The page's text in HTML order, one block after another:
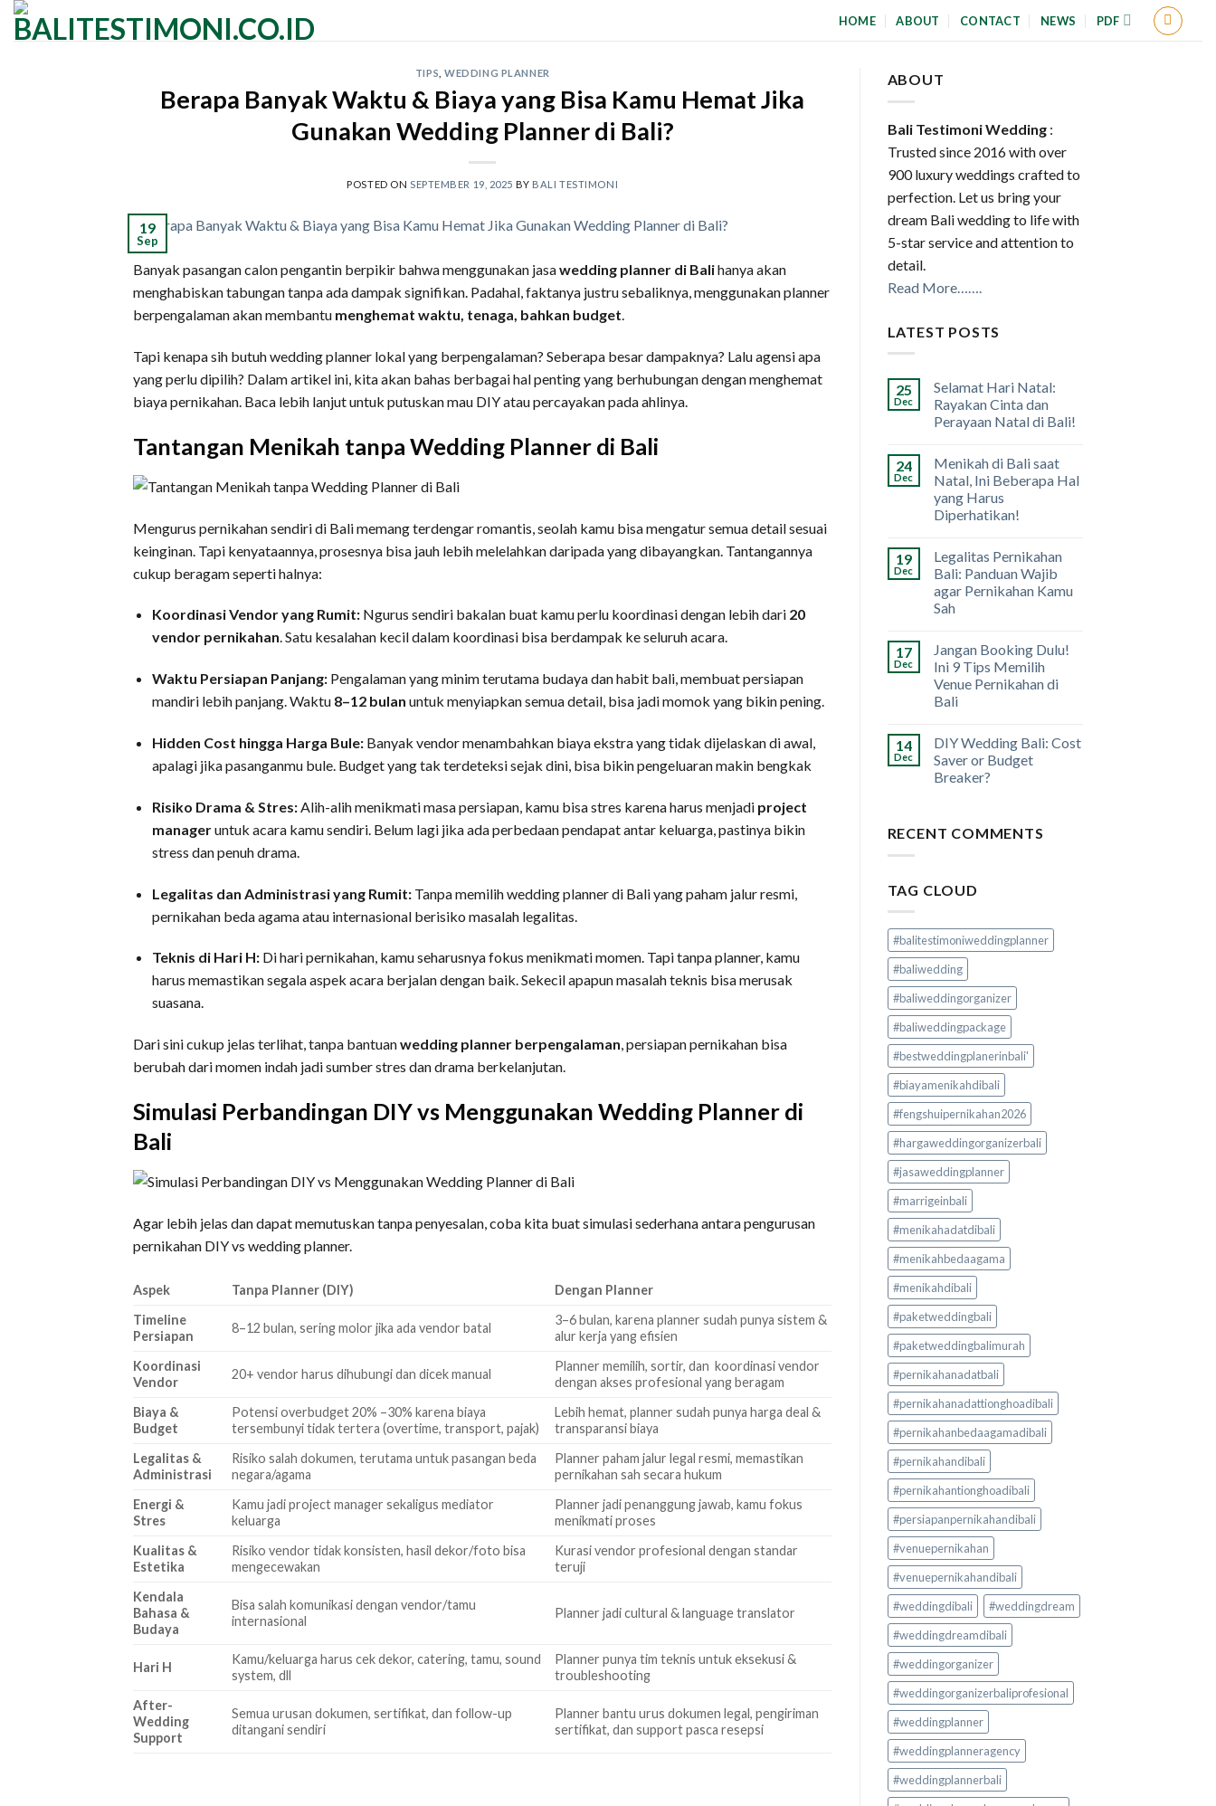
Skip
HOME ABOUT CONTACT NEWS PDF
TIPS ,WEDDING PLANNER
Berapa Banyak Waktu & Biaya yang Bisa Kamu Hemat Jika
Gunakan Wedding Planner di Bali?
POSTED ON SEPTEMBER 19, 2025 BY BALI TESTIMONI
19
Sep
Banyak pasangan calon pengantin berpikir bahwa menggunakan jasawedding planner di Balihanya akan
menghabiskan tabungan tanpa ada dampak signifikan. Padahal, faktanya justru sebaliknya, menggunakan planner
berpengalaman akan membantu menghemat waktu, tenaga, bahkan budget.
Tapi kenapa sih butuh wedding planner lokal yang berpengalaman? Seberapa besar dampaknya? Lalu agensi apa
yang perlu dipilih? Dalam artikel ini, kita akan bahas berbagai hal penting yang berhubungan dengan menghemat
biaya pernikahan. Baca lebih lanjut untuk putuskan mau DIY atau percayakan pada ahlinya.
Tantangan Menikah tanpa Wedding Planner di Bali
Mengurus pernikahan sendiri di Bali memang terdengar romantis, seolah kamu bisa mengatur semua detail sesuai
keinginan. Tapi kenyataannya, prosesnya bisa jauh lebih melelahkan daripada yang dibayangkan. Tantangannya
cukup beragam seperti halnya:
Koordinasi Vendor yang Rumit: Ngurus sendiri bakalan buat kamu perlu koordinasi dengan lebih dari 20
vendor pernikahan. Satu kesalahan kecil dalam koordinasi bisa berdampak ke seluruh acara.
Waktu Persiapan Panjang: Pengalaman yang minim terutama budaya dan habit bali, membuat persiapan
mandiri lebih panjang. Waktu 8–12 bulan untuk menyiapkan semua detail, bisa jadi momok yang bikin pening.
Hidden Cost hingga Harga Bule: Banyak vendor menambahkan biaya ekstra yang tidak dijelaskan di awal,
apalagi jika pasanganmu bule. Budget yang tak terdeteksi sejak dini, bisa bikin pengeluaran makin bengkak
Risiko Drama & Stres:Alih-alih menikmati masa persiapan, kamu bisa stres karena harus menjadi project
manageruntuk acara kamu sendiri. Belum lagi jika ada perbedaan pendapat antar keluarga, pastinya bikin
stress dan penuh drama.
Legalitas dan Administrasi yang Rumit: Tanpa memilih wedding planner di Bali yang paham jalur resmi,
pernikahan beda agama atau internasional berisiko masalah legalitas.
Teknis di Hari H: Di hari pernikahan, kamu seharusnya fokus menikmati momen. Tapi tanpa planner, kamu
harus memastikan segala aspek acara berjalan dengan baik. Sekecil apapun masalah teknis bisa merusak
suasana.
Dari sini cukup jelas terlihat, tanpa bantuanwedding planner berpengalaman, persiapan pernikahan bisa
berubah dari momen indah jadi sumber stres dan drama berkelanjutan.
Simulasi Perbandingan DIY vs Menggunakan Wedding Planner di
Bali
Agar lebih jelas dan dapat memutuskan tanpa penyesalan, coba kita buat simulasi sederhana antara pengurusan
pernikahan DIY vs wedding planner.
Aspek Tanpa Planner (DIY)
Dengan Planner
Timeline
Persiapan
8–12 bulan, sering molor jika ada vendor batal
3–6 bulan, karena planner sudah punya sistem &
alur kerja yang efisien
Koordinasi
Vendor
20+ vendor harus dihubungi dan dicek manual
Planner memilih, sortir, dan koordinasi vendor
dengan akses profesional yang beragam
Biaya &
Budget
Potensi overbudget 20% –30% karena biaya
tersembunyi tidak tertera (overtime, transport, pajak)
Lebih hemat, planner sudah punya harga deal &
transparansi biaya
Legalitas &
Administrasi
Risiko salah dokumen, terutama untuk pasangan beda
negara/agama
Planner paham jalur legal resmi, memastikan
pernikahan sah secara hukum
Energi &
Stres
Kamu jadi project manager sekaligus mediator
keluarga
Planner jadi penanggung jawab, kamu fokus
menikmati proses
Kualitas &
Estetika
Risiko vendor tidak konsisten, hasil dekor/foto bisa
mengecewakan
Kurasi vendor profesional dengan standar
teruji
Kendala
Bahasa &
Budaya
Bisa salah komunikasi dengan vendor/tamu
internasional
Planner jadi cultural & language translator
Hari H
Kamu/keluarga harus cek dekor, catering, tamu, sound
system, dll
Planner punya tim teknis untuk eksekusi &
troubleshooting
After-
Wedding
Support
Semua urusan dokumen, sertifikat, dan follow-up
ditangani sendiri
Planner bantu urus dokumen legal, pengiriman
sertifikat, dan support pasca resepsi
ABOUT
Bali Testimoni Wedding:
Trusted since 2016 with over
900 luxury weddings crafted to
perfection. Let us bring your
dream Bali wedding to life with
5-star service and attention to
detail.
Read More…….
LATEST POSTS
25
Dec
Selamat Hari Natal:
Rayakan Cinta dan
Perayaan Natal di Bali!
24
Dec
Menikah di Bali saat
Natal, Ini Beberapa Hal
yang Harus
Diperhatikan!
19
Dec
Legalitas Pernikahan
Bali: Panduan Wajib
agar Pernikahan Kamu
Sah
17
Dec
Jangan Booking Dulu!
Ini 9 Tips Memilih
Venue Pernikahan di
Bali
14
Dec
DIY Wedding Bali: Cost
Saver or Budget
Breaker?
RECENT COMMENTS
TAG CLOUD
#balitestimoniweddingplanner
#baliwedding
#baliweddingorganizer
#baliweddingpackage
#bestweddingplanerinbali'
#biayamenikahdibali
#fengshuipernikahan2026
#hargaweddingorganizerbali
#jasaweddingplanner
#marrigeinbali
#menikahadatdibali
#menikahbedaagama
#menikahdibali
#paketweddingbali
#paketweddingbalimurah
#pernikahanadatbali
#pernikahanadattionghoadibali
#pernikahanbedaagamadibali
#pernikahandibali
#pernikahantionghoadibali
#persiapanpernikahandibali
#venuepernikahan
#venuepernikahandibali
#weddingdibali
#weddingdream
#weddingdreamdibali
#weddingorganizer
#weddingorganizerbaliprofesional
#weddingplanner
#weddingplanneragency
#weddingplannerbali